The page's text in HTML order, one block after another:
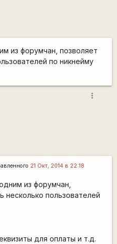
из форумчан, позволяет
по никнейму
more_vert
21 Окт, 2014 в 22:18
из форумчан,
несколько пользователей
для оплаты и т.д.